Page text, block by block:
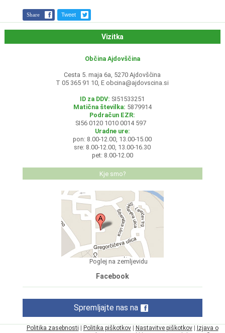
Share Tweet
Vizitka
Občina Ajdovščina
Cesta 5. maja 6a, 5270 Ajdovščina
T 05 365 91 10, E obcina@ajdovscina.si
ID za DDV: SI51533251
Matična številka: 5879914
Podračun EZR:
SI56 0120 1010 0014 597
Uradne ure:
pon: 8.00-12.00, 13.00-15.00
sre: 8.00-12.00, 13.00-16.30
pet: 8.00-12.00
Kje smo?
Poglej na zemljevidu
Facebook
Spremljajte nas na
Politika zasebnosti Politika piškotkov| Nastavitve piškotkov|
Izjava o